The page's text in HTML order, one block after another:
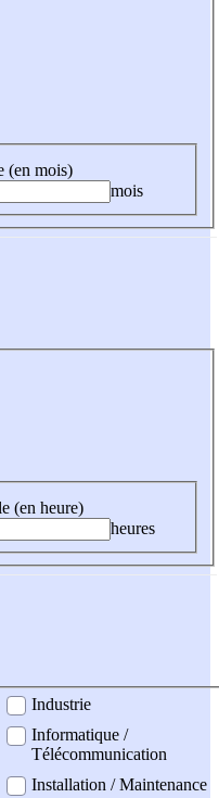
(en mois)
mois
(en heure)
heures
Industrie
Informatique /
Télécommunication
Installation / Maintenance